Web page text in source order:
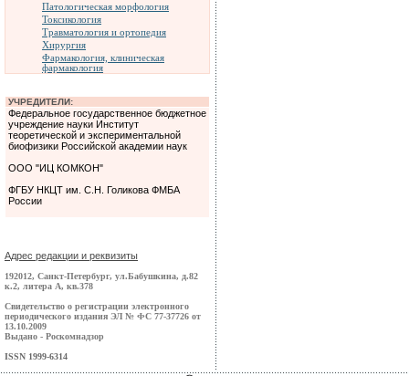
Патологическая морфология
Токсикология
Травматология и ортопедия
Хирургия
Фармакология, клиническая
фармакология
УЧРЕДИТЕЛИ:
Федеральное государственное бюджетное
учреждение науки Институт
теоретической и экспериментальной
биофизики Российской академии наук
ООО "ИЦ КОМКОН"
ФГБУ НКЦТ им. С.Н. Голикова ФМБА
России
Адрес редакции и реквизиты
192012, Санкт-Петербург, ул.Бабушкина, д.82
к.2, литера А, кв.378
Свидетельство о регистрации электронного
периодического издания ЭЛ № ФС 77-37726 от
13.10.2009
Выдано - Роскомнадзор
ISSN 1999-6314